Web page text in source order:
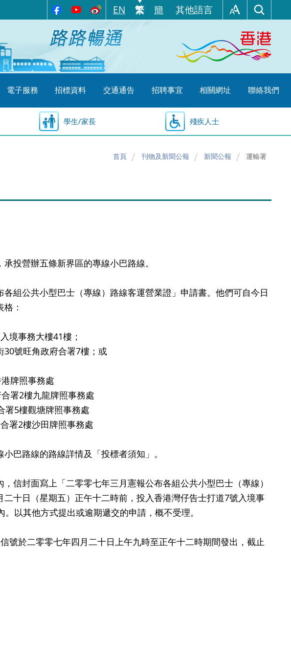
EN 繁 簡 其他語言
電子服務 招標資料 交通通告 招聘事宜 相關網址 聯絡我們
學生/家長 殘疾人士
首頁 刊物及新聞公報 新聞公報 運輸署
投營辦五條新界區的專線小巴路線。
公共小型巴士（專線）路線客運營業證」申請書。他們可自今日
：
事務大樓41樓；
號旺角政府合署7樓；或
照事務處
樓九龍牌照事務處
樓觀塘牌照事務處
樓沙田牌照事務處
路線的路線詳情及「投標者須知」。
封面寫上「二零零七年三月憲報公布各組公共小型巴士（專線）
十日（星期五）正午十二時前，投入香港灣仔告士打道7號入境事
以其他方式提出或逾期遞交的申請，概不受理。
於二零零七年四月二十日上午九時至正午十二時期間發出，截止